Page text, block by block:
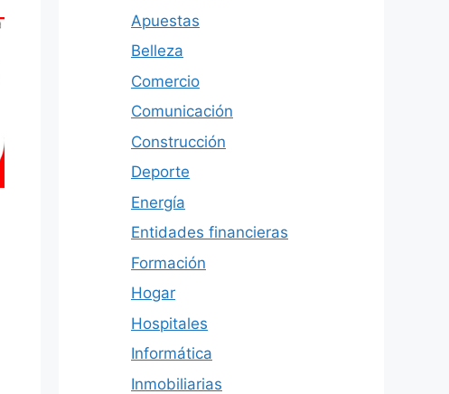
Apuestas
Belleza
Comercio
Comunicación
Construcción
Deporte
Energía
Entidades financieras
Formación
Hogar
Hospitales
Informática
Inmobiliarias